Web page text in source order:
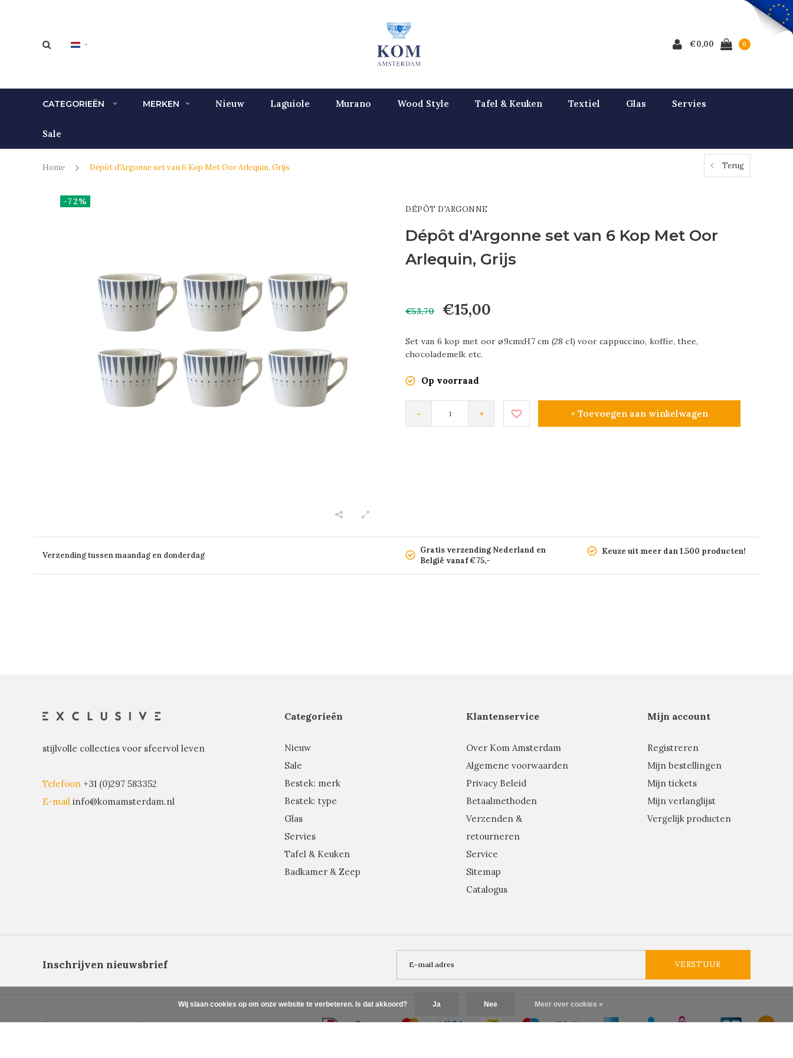
€0,00 0
CATEGORIEËN MERKEN Nieuw Laguiole Murano Wood Style Tafel & Keuken Textiel Glas Servies
Sale
Home Dépôt d'Argonne set van 6 Kop Met Oor Arlequin, Grijs Terug
-72%
DÉPÔT D'ARGONNE
Dépôt d'Argonne set van 6 Kop Met Oor
Arlequin, Grijs
€53,70 €15,00
Set van 6 kop met oor ø9cmxH7 cm (28 cl) voor cappuccino, koffie, thee,
chocolademelk etc.
Op voorraad
- + + Toevoegen aan winkelwagen
Verzending tussen maandag en donderdag
Gratis verzending Nederland en
België vanaf €75,-
Keuze uit meer dan 1.500 producten!
stijlvolle collecties voor sfeervol leven
Telefoon +31 (0)297 583352
E-mail info@komamsterdam.nl
Categorieën
Nieuw
Sale
Bestek: merk
Bestek: type
Glas
Servies
Tafel & Keuken
Badkamer & Zeep
Klantenservice
Over Kom Amsterdam
Algemene voorwaarden
Privacy Beleid
Betaalmethoden
Verzenden &
retourneren
Service
Sitemap
Catalogus
Mijn account
Registreren
Mijn bestellingen
Mijn tickets
Mijn verlanglijst
Vergelijk producten
Inschrijven nieuwsbrief VERSTUUR
© Copyright 2026 - Powered byLightspeed- Theme ByDMWSxPlus+
Wij slaan cookies op om onze website te verbeteren. Is dat akkoord? Ja Nee Meer over cookies »